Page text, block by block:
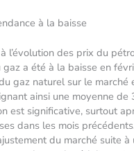
à la baisse
l’évolution des prix du
a été à la baisse en
gaz naturel sur le marché
ainsi une moyenne de
est significative, surtout
dans les mois
du marché suite à